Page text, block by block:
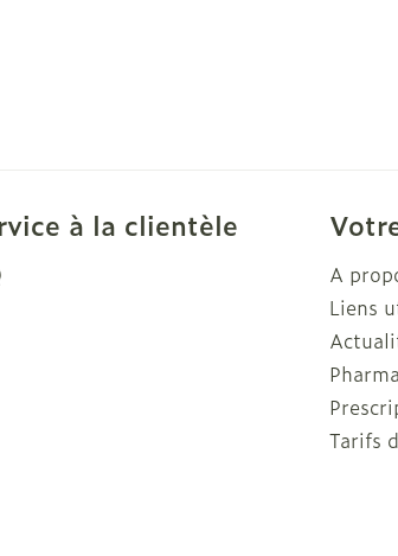
à la clientèle
A
Liens
Tarifs